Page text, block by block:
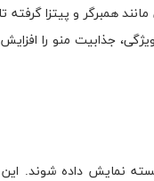
همبرگر و پیتزا گرفته
جذابیت منو را
نمایش داده شوند. این